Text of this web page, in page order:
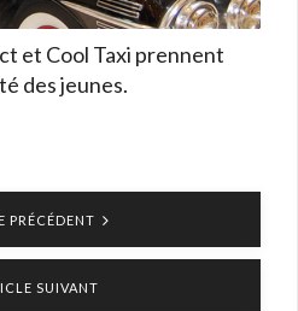
et Cool Taxi prennent
des jeunes.
PRÉCÉDENT
SUIVANT